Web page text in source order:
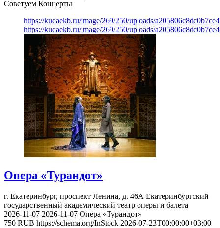
Советуем Концерты
https://kudaekb.ru/image/269/250/uploads/
https://kudaekb.ru/image/269/250/uploads/
Опера «Турандот»
г. Екатеринбург, проспект Ленина, д. 46А Екатеринбургский
государственный академический театр оперы и балета
2026-11-07 2026-11-07 Опера «Турандот»
750 RUB https://schema.org/InStock 2026-07-23T00:00:00+03:00